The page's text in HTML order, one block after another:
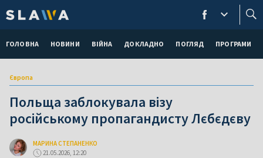
ГОЛОВНА НОВИНИ ВІЙНА ДОКЛАДНО ПОГЛЯД ПРОГРАМИ
Європа
Польща заблокувала візу
російському пропагандисту Лєбєдєву
МАРИНА СТЕПАНЕНКО
21.05.2026, 12:20